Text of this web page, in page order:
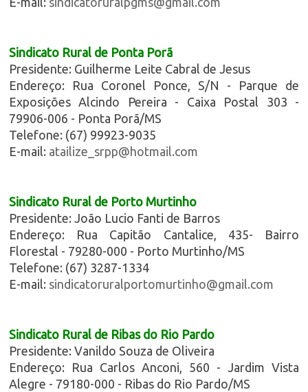
Sindicato Rural de Ponta Porã
Presidente: Guilherme Leite Cabral de Jesus
Endereço: Rua Coronel Ponce, S/N - Parque de
Exposições Alcindo Pereira - Caixa Postal 303 -
79906-006 - Ponta Porã/MS
Telefone: (67) 99923-9035
E-mail: atailize_srpp@hotmail.com
Sindicato Rural de Porto Murtinho
Presidente: João Lucio Fanti de Barros
Endereço: Rua Capitão Cantalice, 435- Bairro
Florestal - 79280-000 - Porto Murtinho/MS
Telefone: (67) 3287-1334
E-mail: sindicatoruralportomurtinho@gmail.com
Sindicato Rural de Ribas do Rio Pardo
Presidente: Vanildo Souza de Oliveira
Endereço: Rua Carlos Anconi, 560 - Jardim Vista
Alegre - 79180-000 - Ribas do Rio Pardo/MS